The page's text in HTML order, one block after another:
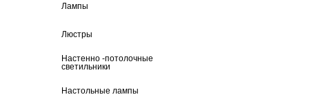
Лампы
Люстры
Настенно -потолочные
светильники
Настольные лампы